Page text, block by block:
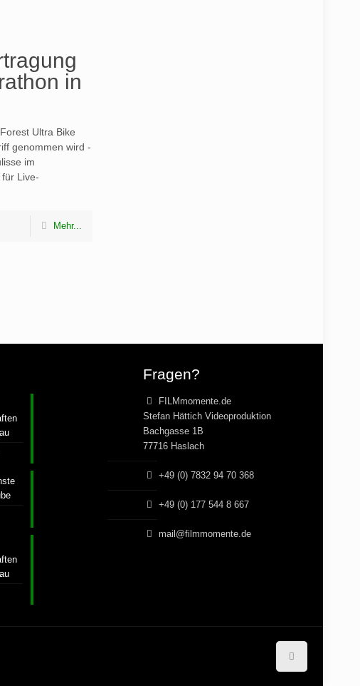
in
Ultra Bike
genommen wird -
im
Live-
Mehr...
Fragen?
FILMmomente.de
Stefan Hättich Videoproduktion
Bachgasse 1B
77716 Haslach
+49 (0) 7832 94 70 368
+49 (0) 177 544 8 667
mail@filmmomente.de